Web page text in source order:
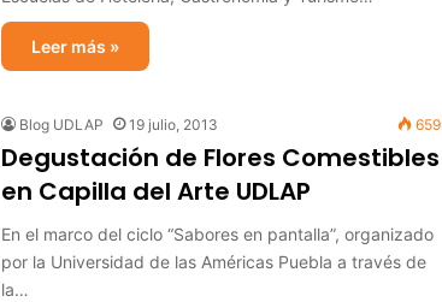
Leer más »
Blog UDLAP 19 julio, 2013 659
Degustación de Flores Comestibles
en Capilla del Arte UDLAP
En el marco del ciclo “Sabores en pantalla”, organizado
por la Universidad de las Américas Puebla a través de
la…